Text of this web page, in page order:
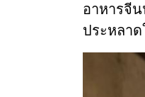
อาหารจี
ประหลาด